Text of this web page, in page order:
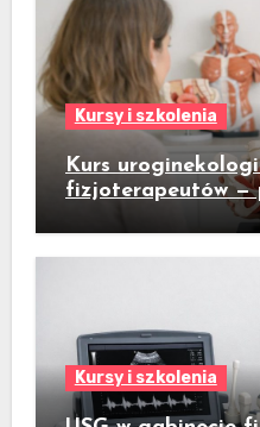
Kursy i szkolenia
Kurs
fizjoterapeutów —
przewodnik dla
Kursy i szkolenia